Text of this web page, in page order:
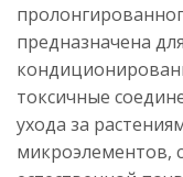
предназначена
токсичные
ухода за
микроэлементов,